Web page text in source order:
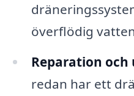
överflödig
Reparation och
redan har ett